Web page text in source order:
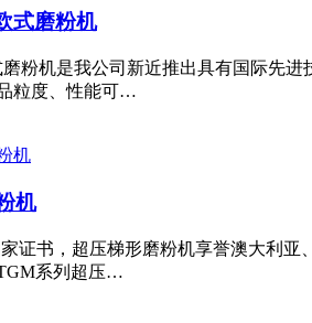
式磨粉机
粉机是我公司新近推出具有国际先
粒度、性能可…
机
证书，超压梯形磨粉机享誉澳大利
系列超压…